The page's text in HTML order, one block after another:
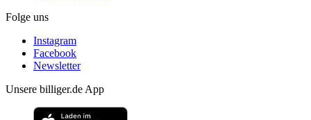
Folge uns
Instagram
Facebook
Newsletter
Unsere billiger.de App